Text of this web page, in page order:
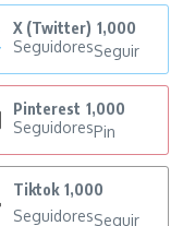
X (Twitter) 1,000
SeguidoresSeguir
Pinterest 1,000
SeguidoresPin
Tiktok 1,000
SeguidoresSeguir